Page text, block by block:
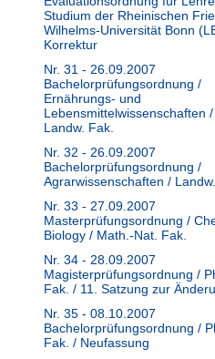
Studium der Rheinischen
Wilhelms-Universität Bonn
Korrektur
Nr. 31 - 26.09.2007
Bachelorprüfungsordnung /
Ernährungs- und
Lebensmittelwissenschaften /
Landw. Fak.
Nr. 32 - 26.09.2007
Bachelorprüfungsordnung /
Agrarwissenschaften /
Nr. 33 - 27.09.2007
Masterprüfungsordnung /
Biology / Math.-Nat. Fak.
Nr. 34 - 28.09.2007
Magisterprüfungsordnung /
Fak. / 11. Satzung zur
Nr. 35 - 08.10.2007
Bachelorprüfungsordnung /
Fak. / Neufassung